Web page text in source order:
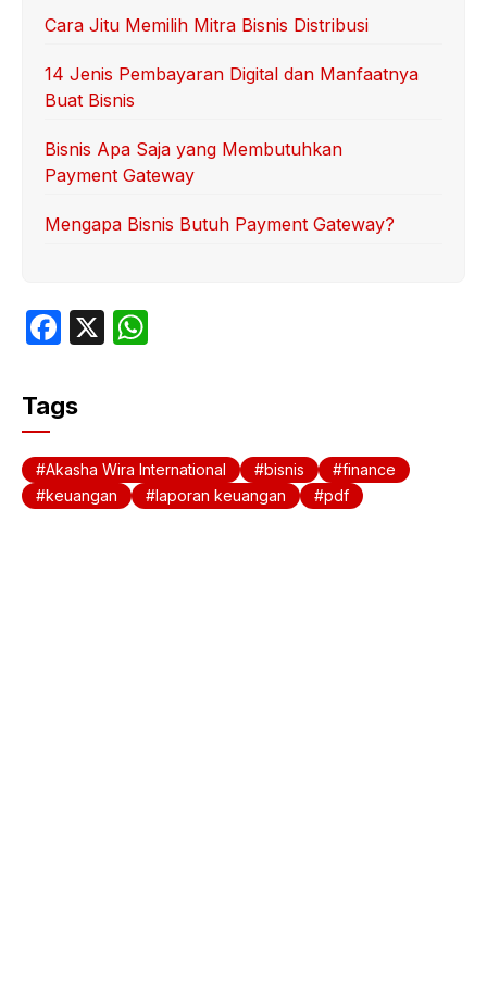
Cara Jitu Memilih Mitra Bisnis Distribusi
14 Jenis Pembayaran Digital dan Manfaatnya
Buat Bisnis
Bisnis Apa Saja yang Membutuhkan
Payment Gateway
Mengapa Bisnis Butuh Payment Gateway?
F
c
e
b
o
X
A
p
Tags
Akasha Wira International bisnis
finance
keuangan
laporan keuangan pdf